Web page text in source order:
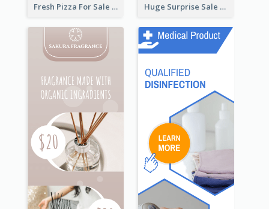
Fresh Pizza For Sale Promotion Wide Skyscraper Banner Huge Surprise Sale For Today Wide Skyscraper Banner